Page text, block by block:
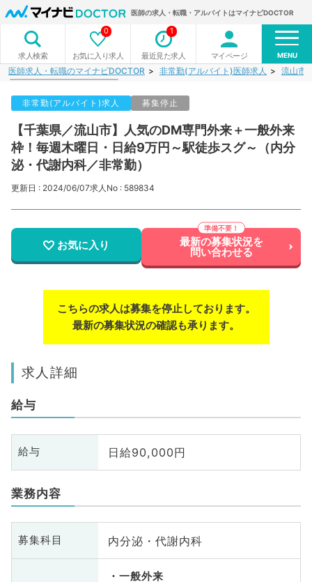
医師の求人・転職・アルバイトはマイナビDOCTOR
求人検索 お気に入り求人
0
最近見た求人
1
マイページ MENU
医師求人・転職のマイナビDOCTOR 非常勤(アルバイト)医師求人 流山市
非常勤(アルバイト)求人 募集停止
【千葉県／流山市】人気のDM専門外来＋一般外来
枠！毎週木曜日・日給9万円～駅徒歩スグ～（内分
泌・代謝内科／非常勤）
更新日 : 2024/06/07求人No : 589834
お気に入り 最新の募集状況を
問い合わせる
こちらの求人は募集を停止しております。
最新の募集状況の確認も承ります。
求人詳細
給与
給与 日給90,000円
業務内容
募集科目 内分泌・代謝内科
一般外来